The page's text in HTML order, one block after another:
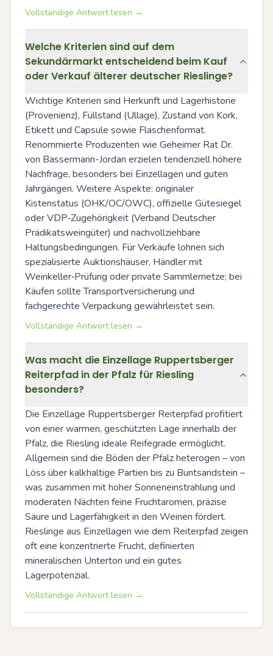
Vollständige Antwort lesen →
Welche Kriterien sind auf dem
Sekundärmarkt entscheidend beim Kauf
oder Verkauf älterer deutscher Rieslinge?
Wichtige Kriterien sind Herkunft und Lagerhistorie
(Provenienz), Füllstand (Ullage), Zustand von Kork,
Etikett und Capsule sowie Flaschenformat.
Renommierte Produzenten wie Geheimer Rat Dr.
von Bassermann-Jordan erzielen tendenziell höhere
Nachfrage, besonders bei Einzellagen und guten
Jahrgängen. Weitere Aspekte: originaler
Kistenstatus (OHK/OC/OWC), offizielle Gütesiegel
oder VDP‑Zugehörigkeit (Verband Deutscher
Prädikatsweingüter) und nachvollziehbare
Haltungsbedingungen. Für Verkäufe lohnen sich
spezialisierte Auktionshäuser, Händler mit
Weinkeller‑Prüfung oder private Sammlernetze; bei
Käufen sollte Transportversicherung und
fachgerechte Verpackung gewährleistet sein.
Vollständige Antwort lesen →
Was macht die Einzellage Ruppertsberger
Reiterpfad in der Pfalz für Riesling
besonders?
Die Einzellage Ruppertsberger Reiterpfad profitiert
von einer warmen, geschützten Lage innerhalb der
Pfalz, die Riesling ideale Reifegrade ermöglicht.
Allgemein sind die Böden der Pfalz heterogen – von
Löss über kalkhaltige Partien bis zu Buntsandstein –
was zusammen mit hoher Sonneneinstrahlung und
moderaten Nächten feine Fruchtaromen, präzise
Säure und Lagerfähigkeit in den Weinen fördert.
Rieslinge aus Einzellagen wie dem Reiterpfad zeigen
oft eine konzentrierte Frucht, definierten
mineralischen Unterton und ein gutes
Lagerpotenzial.
Vollständige Antwort lesen →